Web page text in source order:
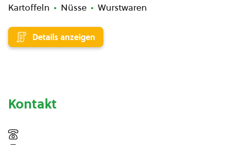
Kartoffeln
Nüsse Wurstwaren
Details anzeigen
Kontakt